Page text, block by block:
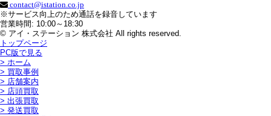
contact@istation.co.jp
※サービス向上のため通話を録音しています
営業時間: 10:00～18:30
© アイ・ステーション 株式会社 All rights reserved.
トップページ
PC版で見る
> ホーム
> 買取事例
> 店舗案内
> 店頭買取
> 出張買取
> 発送買取